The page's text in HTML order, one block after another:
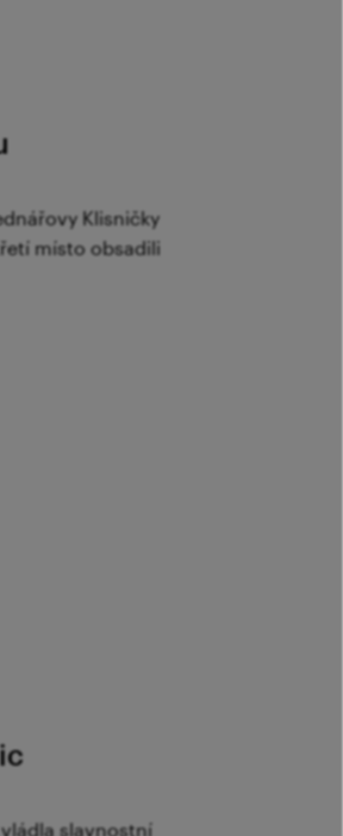
Klisničky
místo obsadili
slavnostní